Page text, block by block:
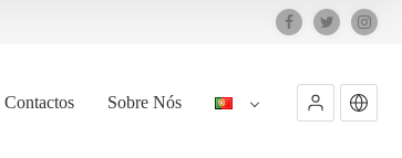
Contactos Sobre Nós